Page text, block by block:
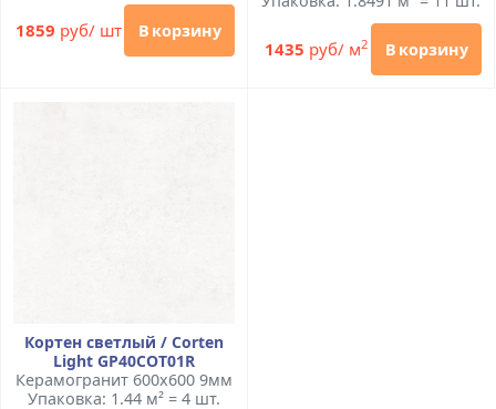
1859 руб/ шт В корзину
1435 руб/ м2 В корзину
Кортен светлый / Corten
Light GP40COT01R
Керамогранит 600x600 9мм
Упаковка: 1.44 м² = 4 шт.